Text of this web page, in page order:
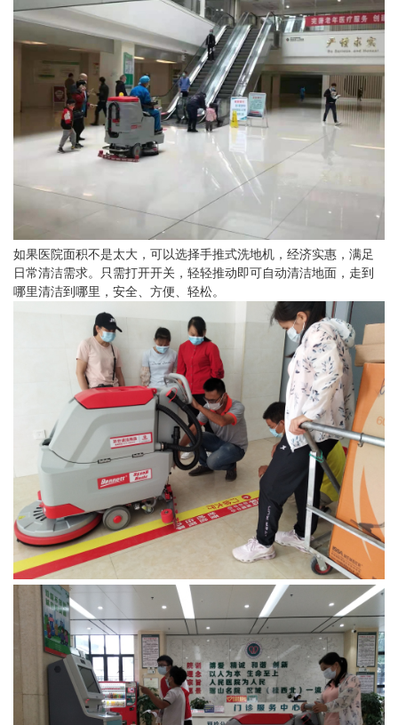
如果医院面积不是太大，可以选择手推式洗地机，经济实惠，满足
日常清洁需求。只需打开开关，轻轻推动即可自动清洁地面，走到
哪里清洁到哪里，安全、方便、轻松。